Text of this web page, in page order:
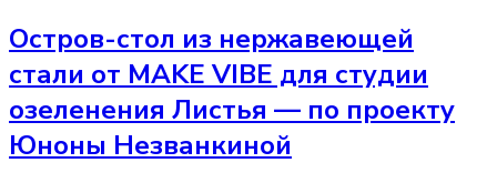
Остров-стол из нержавеющей
стали от MAKE VIBE для студии
озеленения Листья — по проекту
Юноны Незванкиной